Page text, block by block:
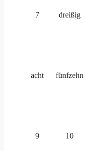
7 dreißig
acht fünfzehn
9 10